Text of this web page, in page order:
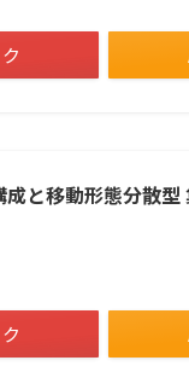
と移動形態分散